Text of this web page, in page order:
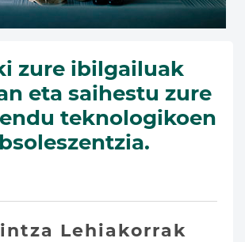
zure ibilgailuak
eta saihestu zure
teknologikoen
Lehiakorrak